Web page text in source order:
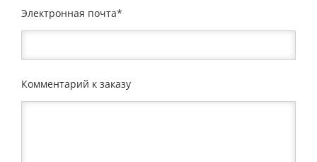
Электронная почта
Комментарий к заказу